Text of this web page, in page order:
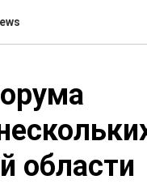
области